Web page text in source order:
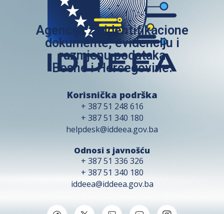
Agencija za identifikacione
dokumente, evidenciju i
razmjenu podataka
Bosne i Hercegovine.
Korisnička podrška
+ 387 51 248 616
+ 387 51 340 180
helpdesk@iddeea.gov.ba
Odnosi s javnošću
+ 387 51 336 326
+ 387 51 340 180
iddeea@iddeea.gov.ba